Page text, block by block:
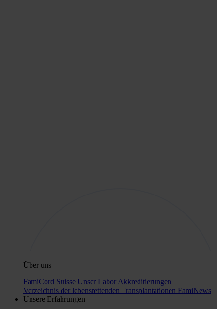
Über uns
FamiCord Suisse Unser Labor Akkreditierungen
Verzeichnis der lebensrettenden Transplantationen FamiNews
Unsere Erfahrungen